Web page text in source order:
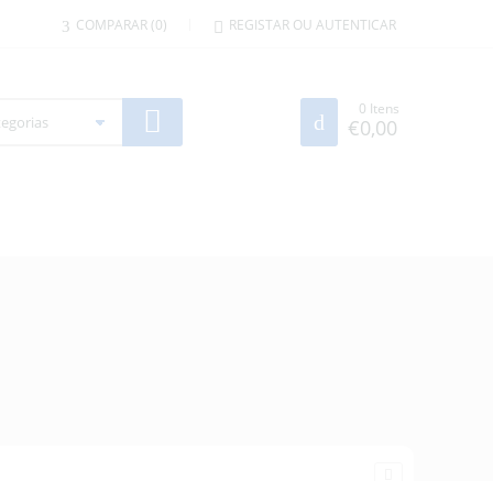
COMPARAR 0 REGISTAR OU AUTENTICAR
0 Itens
€0,00